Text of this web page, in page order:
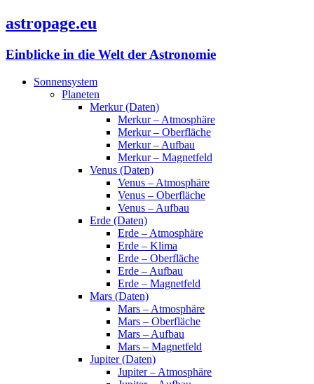
astropage.eu
Einblicke in die Welt der Astronomie
Sonnensystem
Planeten
Merkur (Daten)
Merkur – Atmosphäre
Merkur – Oberfläche
Merkur – Aufbau
Merkur – Magnetfeld
Venus (Daten)
Venus – Atmosphäre
Venus – Oberfläche
Venus – Aufbau
Erde (Daten)
Erde – Atmosphäre
Erde – Klima
Erde – Oberfläche
Erde – Aufbau
Erde – Magnetfeld
Mars (Daten)
Mars – Atmosphäre
Mars – Oberfläche
Mars – Aufbau
Mars – Magnetfeld
Jupiter (Daten)
Jupiter – Atmosphäre